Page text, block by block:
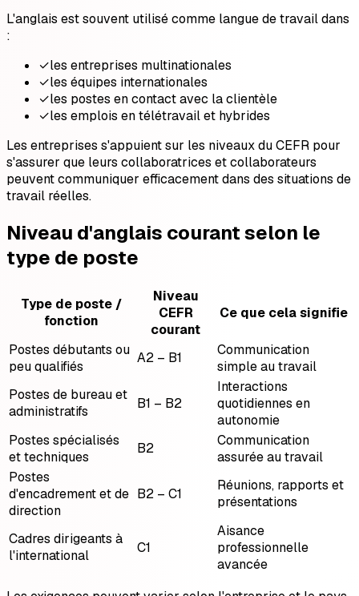
L'anglais est souvent utilisé comme langue de travail dans
:
✓les entreprises multinationales
✓les équipes internationales
✓les postes en contact avec la clientèle
✓les emplois en télétravail et hybrides
Les entreprises s'appuient sur les niveaux du CEFR pour
s'assurer que leurs collaboratrices et collaborateurs
peuvent communiquer efficacement dans des situations de
travail réelles.
Niveau d'anglais courant selon le
type de poste
Type de poste /
fonction
Niveau
CEFR
courant
Ce que cela signifie
Postes débutants ou
peu qualifiés
A2 – B1
Communication
simple au travail
Postes de bureau et
administratifs
B1 – B2
Interactions
quotidiennes en
autonomie
Postes spécialisés
et techniques
B2
Communication
assurée au travail
Postes
d'encadrement et de
direction
B2 – C1
Réunions, rapports et
présentations
Cadres dirigeants à
l'international
C1
Aisance
professionnelle
avancée